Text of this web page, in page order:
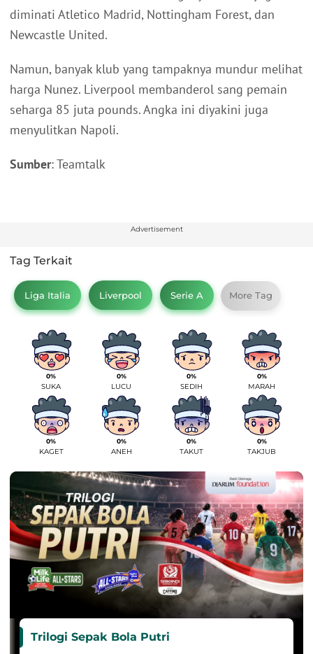
diminati Atletico Madrid, Nottingham Forest, dan
Newcastle United.
Namun, banyak klub yang tampaknya mundur melihat
harga Nunez. Liverpool membanderol sang pemain
seharga 85 juta pounds. Angka ini diyakini juga
menyulitkan Napoli.
Sumber: Teamtalk
Advertisement
Tag Terkait
Liga Italia Liverpool Serie A More Tag
0%
SUKA
0%
LUCU
0%
SEDIH
0%
MARAH
0%
KAGET
0%
ANEH
0%
TAKUT
0%
TAKJUB
Trilogi Sepak Bola Putri